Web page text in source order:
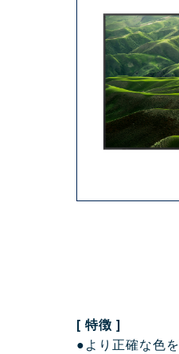
[ 特徴 ]
●より正確な色